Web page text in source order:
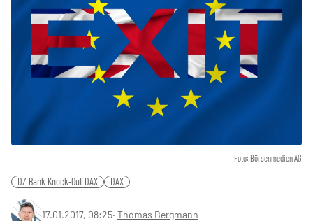
Foto: Börsenmedien AG
DZ Bank Knock-Out DAX DAX
17.01.2017, 08:25‧ Thomas Bergmann